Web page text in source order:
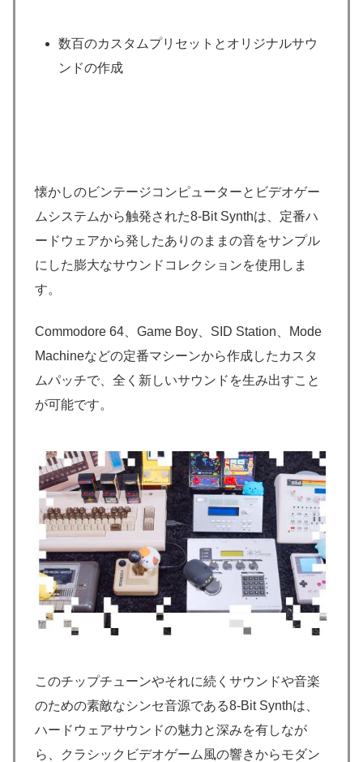
数百のカスタムプリセットとオリジナルサウ
ンドの作成
懐かしのビンテージコンピューターとビデオゲー
ムシステムから触発された8-Bit Synthは、定番ハ
ードウェアから発したありのままの音をサンプル
にした膨大なサウンドコレクションを使用しま
す。
Commodore 64、Game Boy、SID Station、Mode
Machineなどの定番マシーンから作成したカスタ
ムパッチで、全く新しいサウンドを生み出すこと
が可能です。
このチップチューンやそれに続くサウンドや音楽
のための素敵なシンセ音源である8-Bit Synthは、
ハードウェアサウンドの魅力と深みを有しなが
ら、クラシックビデオゲーム風の響きからモダン